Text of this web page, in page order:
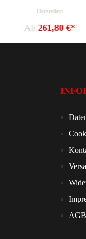
Hersteller:
Ab 261,80 €*
AGB